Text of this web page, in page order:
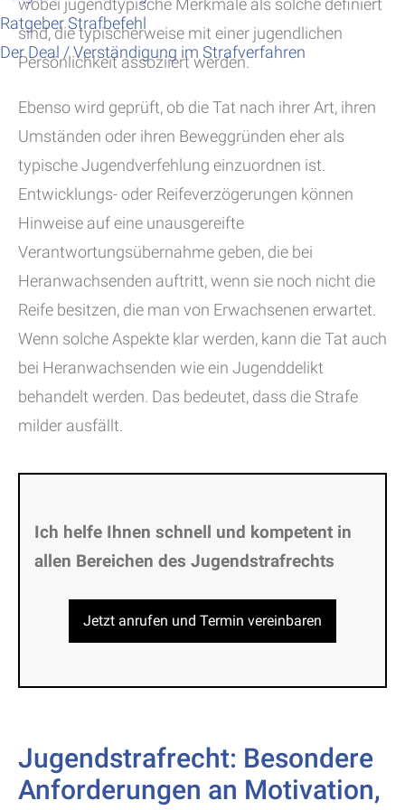
Ratgeber Strafbefehl
Der Deal / Verständigung im Strafverfahren
wobei jugendtypische Merkmale als solche definiert
sind, die typischerweise mit einer jugendlichen
Persönlichkeit assoziiert werden.
Ebenso wird geprüft, ob die Tat nach ihrer Art, ihren
Umständen oder ihren Beweggründen eher als
typische Jugendverfehlung einzuordnen ist.
Entwicklungs- oder Reifeverzögerungen können
Hinweise auf eine unausgereifte
Verantwortungsübernahme geben, die bei
Heranwachsenden auftritt, wenn sie noch nicht die
Reife besitzen, die man von Erwachsenen erwartet.
Wenn solche Aspekte klar werden, kann die Tat auch
bei Heranwachsenden wie ein Jugenddelikt
behandelt werden. Das bedeutet, dass die Strafe
milder ausfällt.
Ich helfe Ihnen schnell und kompetent in
allen Bereichen des Jugendstrafrechts
Jetzt anrufen und Termin vereinbaren
Jugendstrafrecht: Besondere
Anforderungen an Motivation,